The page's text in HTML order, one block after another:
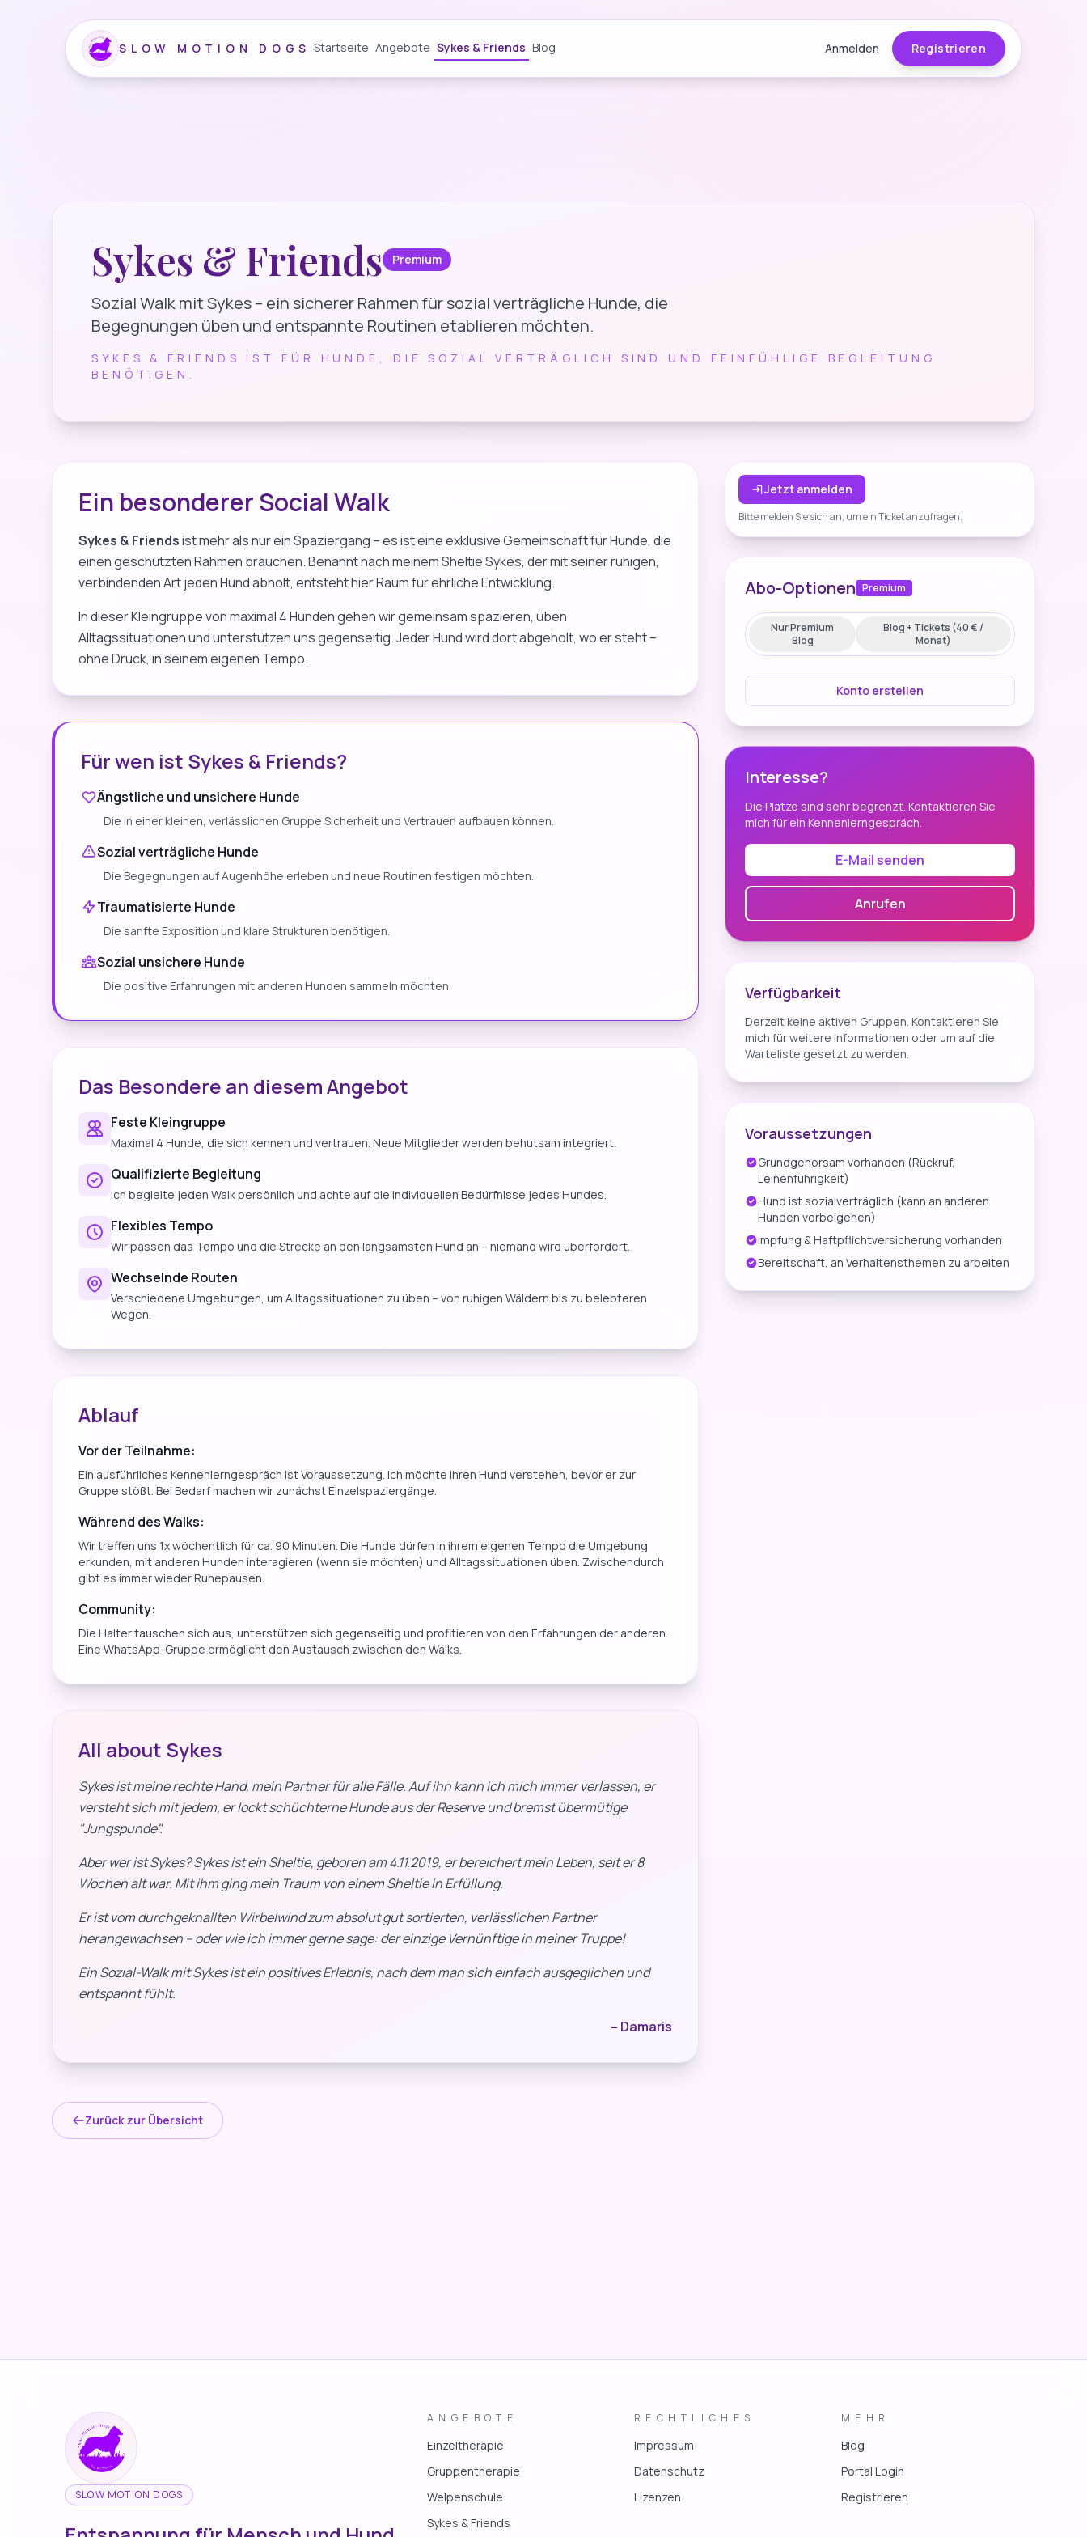
SLOW MOTION DOGS Startseite Angebote Sykes & Friends Blog Anmelden Registrieren
Sykes & Friends Premium
Sozial Walk mit Sykes – ein sicherer Rahmen für sozial verträgliche Hunde, die
Begegnungen üben und entspannte Routinen etablieren möchten.
SYKES & FRIENDS IST FÜR HUNDE, DIE SOZIAL VERTRÄGLICH SIND UND FEINFÜHLIGE BEGLEITUNG
BENÖTIGEN.
Ein besonderer Social Walk
Sykes & Friendsist mehr als nur ein Spaziergang – es ist eine exklusive Gemeinschaft für Hunde, die
einen geschützten Rahmen brauchen. Benannt nach meinem Sheltie Sykes, der mit seiner ruhigen,
verbindenden Art jeden Hund abholt, entsteht hier Raum für ehrliche Entwicklung.
In dieser Kleingruppe von maximal 4 Hunden gehen wir gemeinsam spazieren, üben
Alltagssituationen und unterstützen uns gegenseitig. Jeder Hund wird dort abgeholt, wo er steht –
ohne Druck, in seinem eigenen Tempo.
Für wen ist Sykes & Friends?
Ängstliche und unsichere Hunde
Die in einer kleinen, verlässlichen Gruppe Sicherheit und Vertrauen aufbauen können.
Sozial verträgliche Hunde
Die Begegnungen auf Augenhöhe erleben und neue Routinen festigen möchten.
Traumatisierte Hunde
Die sanfte Exposition und klare Strukturen benötigen.
Sozial unsichere Hunde
Die positive Erfahrungen mit anderen Hunden sammeln möchten.
Das Besondere an diesem Angebot
Feste Kleingruppe
Maximal 4 Hunde, die sich kennen und vertrauen. Neue Mitglieder werden behutsam integriert.
Qualifizierte Begleitung
Ich begleite jeden Walk persönlich und achte auf die individuellen Bedürfnisse jedes Hundes.
Flexibles Tempo
Wir passen das Tempo und die Strecke an den langsamsten Hund an – niemand wird überfordert.
Wechselnde Routen
Verschiedene Umgebungen, um Alltagssituationen zu üben – von ruhigen Wäldern bis zu belebteren
Wegen.
Ablauf
Vor der Teilnahme:
Ein ausführliches Kennenlerngespräch ist Voraussetzung. Ich möchte Ihren Hund verstehen, bevor er zur
Gruppe stößt. Bei Bedarf machen wir zunächst Einzelspaziergänge.
Während des Walks:
Wir treffen uns 1x wöchentlich für ca. 90 Minuten. Die Hunde dürfen in ihrem eigenen Tempo die Umgebung
erkunden, mit anderen Hunden interagieren (wenn sie möchten) und Alltagssituationen üben. Zwischendurch
gibt es immer wieder Ruhepausen.
Community:
Die Halter tauschen sich aus, unterstützen sich gegenseitig und profitieren von den Erfahrungen der anderen.
Eine WhatsApp-Gruppe ermöglicht den Austausch zwischen den Walks.
All about Sykes
Sykes ist meine rechte Hand, mein Partner für alle Fälle. Auf ihn kann ich mich immer verlassen, er
versteht sich mit jedem, er lockt schüchterne Hunde aus der Reserve und bremst übermütige
"Jungspunde".
Aber wer ist Sykes? Sykes ist ein Sheltie, geboren am 4.11.2019, er bereichert mein Leben, seit er 8
Wochen alt war. Mit ihm ging mein Traum von einem Sheltie in Erfüllung.
Er ist vom durchgeknallten Wirbelwind zum absolut gut sortierten, verlässlichen Partner
herangewachsen – oder wie ich immer gerne sage: der einzige Vernünftige in meiner Truppe!
Ein Sozial-Walk mit Sykes ist ein positives Erlebnis, nach dem man sich einfach ausgeglichen und
entspannt fühlt.
– Damaris
Jetzt anmelden
Bitte melden Sie sich an, um ein Ticket anzufragen.
Abo-Optionen Premium
Nur Premium
Blog
Blog + Tickets (40 € /
Monat)
Konto erstellen
Interesse?
Die Plätze sind sehr begrenzt. Kontaktieren Sie
mich für ein Kennenlerngespräch.
E-Mail senden
Anrufen
Verfügbarkeit
Derzeit keine aktiven Gruppen. Kontaktieren Sie
mich für weitere Informationen oder um auf die
Warteliste gesetzt zu werden.
Voraussetzungen
Grundgehorsam vorhanden (Rückruf,
Leinenführigkeit)
Hund ist sozialverträglich (kann an anderen
Hunden vorbeigehen)
Impfung & Haftpflichtversicherung vorhanden
Bereitschaft, an Verhaltensthemen zu arbeiten
Zurück zur Übersicht
SLOW MOTION DOGS
ANGEBOTE
Einzeltherapie
Gruppentherapie
Welpenschule
Sykes & Friends
RECHTLICHES
Impressum
Datenschutz
Lizenzen
MEHR
Blog
Portal Login
Registrieren